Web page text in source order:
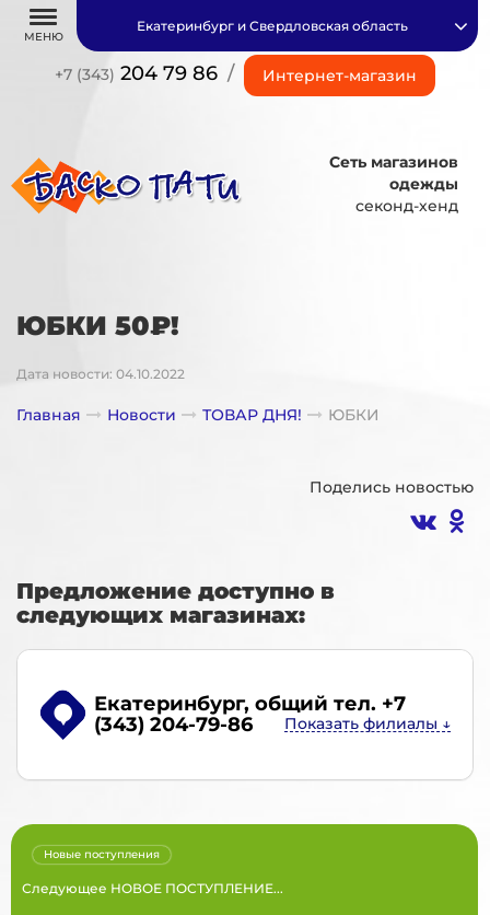
МЕНЮ
+7 (343) 204 79 86 / Интернет-магазин
Екатеринбург и Свердловская область
Сеть магазинов
одежды
секонд-хенд
ЮБКИ 50₽!
Дата новости: 04.10.2022
Главная Новости ТОВАР ДНЯ! ЮБКИ
Поделись новостью
Предложение доступно в
следующих магазинах:
Екатеринбург, общий тел. +7
(343) 204-79-86
Следующее НОВОЕ ПОСТУПЛЕНИЕ...
Новые поступления